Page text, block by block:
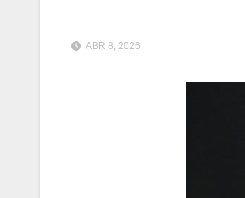
ABR 8, 2026